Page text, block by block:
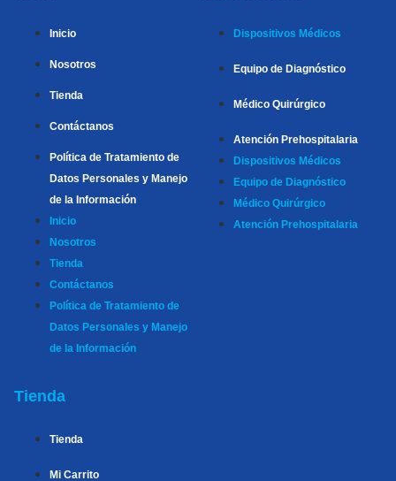
Inicio
Nosotros
Tienda
Contáctanos
Política de Tratamiento de
Datos Personales y Manejo
de la Información
Inicio
Nosotros
Tienda
Contáctanos
Política de Tratamiento de
Datos Personales y Manejo
de la Información
Dispositivos Médicos
Equipo de Diagnóstico
Médico Quirúrgico
Atención Prehospitalaria
Dispositivos Médicos
Equipo de Diagnóstico
Médico Quirúrgico
Atención Prehospitalaria
Tienda
Tienda
Mi Carrito